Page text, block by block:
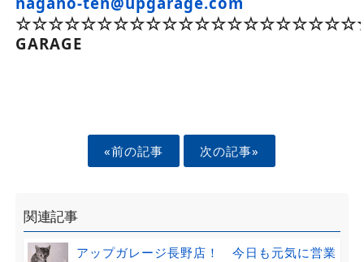
GARAGE
«前の記事 次の記事»
関連記事
アップガレージ長野店！ 今日も元気に営業